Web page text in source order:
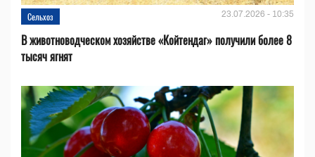
Сельхоз 23.07.2026 - 10:35
В животноводческом хозяйстве «Койтендаг» получили более 8
тысяч ягнят